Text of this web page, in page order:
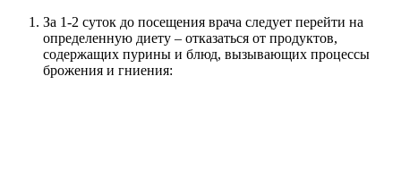
За 1-2 суток до посещения врача следует перейти на
определенную диету – отказаться от продуктов,
содержащих пурины и блюд, вызывающих процессы
брожения и гниения: